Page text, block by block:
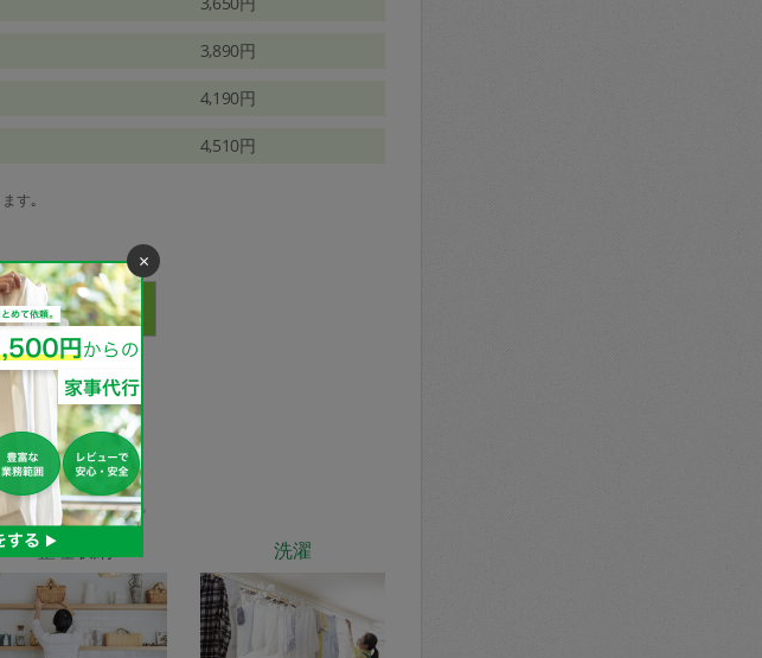
3,890円
4,190円
4,510円
す｡
の種類
下記となります。
整理収納 洗濯
×